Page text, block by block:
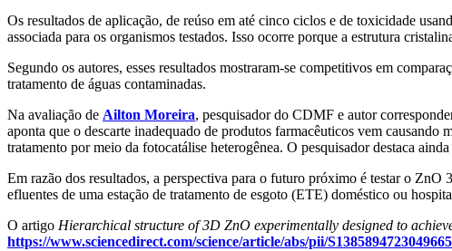
Os resultados de aplicação, de reúso em até cinco ciclos e de toxicidade
associada para os organismos testados. Isso ocorre porque a estrutura
Segundo os autores, esses resultados mostraram-se competitivos em
tratamento de águas contaminadas.
Na avaliação de Ailton Moreira, pesquisador do CDMF e autor
aponta que o descarte inadequado de produtos farmacêuticos vem
tratamento por meio da fotocatálise heterogênea. O pesquisador destaca
Em razão dos resultados, a perspectiva para o futuro próximo é testar o
efluentes de uma estação de tratamento de esgoto (ETE) doméstico ou
O artigo Hierarchical structure of 3D ZnO experimentally designed to
https://www.sciencedirect.com/science/article/abs/pii/